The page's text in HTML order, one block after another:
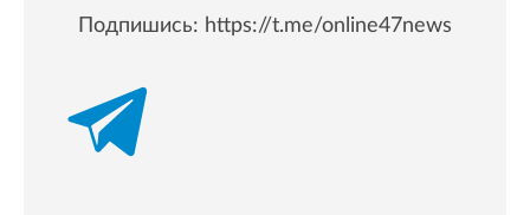
Подпишись: https://t.me/online47news